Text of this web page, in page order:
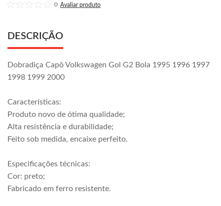
0
DESCRIÇÃO
Dobradiça Capô Volkswagen Gol G2 Bola 1995 1996 1997
1998 1999 2000
Características:
Produto novo de ótima qualidade;
Alta resistência e durabilidade;
Feito sob medida, encaixe perfeito.
Especificações técnicas:
Cor: preto;
Fabricado em ferro resistente.